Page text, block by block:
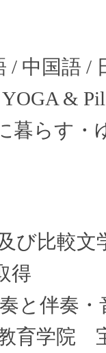
/ 中国語 /
&
暮らす・
比較文学
得
と伴奏
育学院